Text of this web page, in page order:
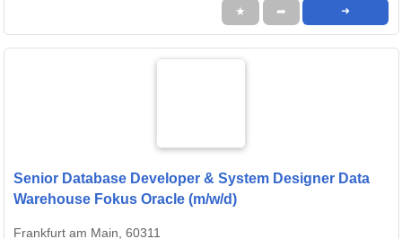
★ ➦ ➜
Senior Database Developer & System Designer Data
Warehouse Fokus Oracle (m/w/d)
Frankfurt am Main, 60311